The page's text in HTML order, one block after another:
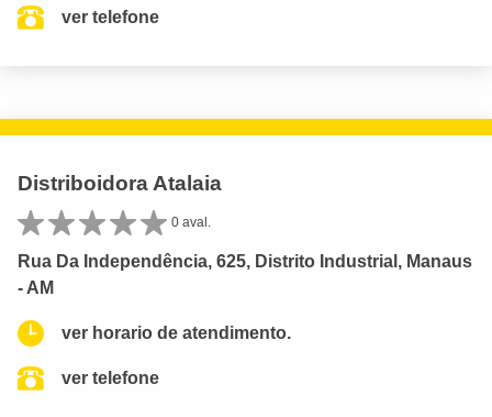
ver telefone
Distriboidora Atalaia
0 aval.
Rua Da Independência, 625, Distrito Industrial, Manaus
- AM
ver horario de atendimento.
ver telefone